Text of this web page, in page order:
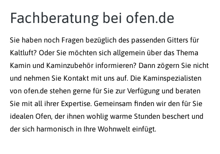
Fachberatung bei ofen.de
Sie haben noch Fragen bezüglich des passenden Gitters für
Kaltluft? Oder Sie möchten sich allgemein über das Thema
Kamin und Kaminzubehör informieren? Dann zögern Sie nicht
und nehmen Sie Kontakt mit uns auf. Die Kaminspezialisten
von ofen.de stehen gerne für Sie zur Verfügung und beraten
Sie mit all ihrer Expertise. Gemeinsam finden wir den für Sie
idealen Ofen, der ihnen wohlig warme Stunden beschert und
der sich harmonisch in Ihre Wohnwelt einfügt.